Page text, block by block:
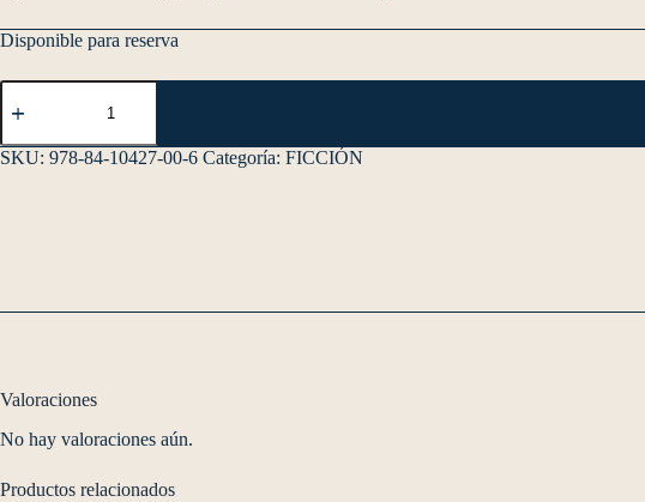
Disponible para reserva
SKU: 978-84-10427-00-6 Categoría: FICCIÓN
Valoraciones
No hay valoraciones aún.
Productos relacionados